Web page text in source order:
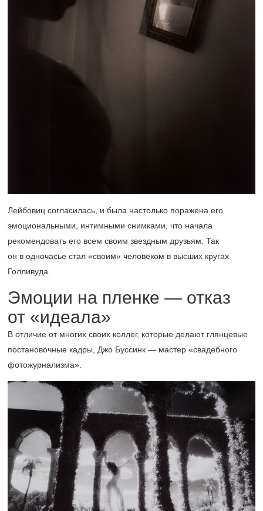
Лейбовиц согласилась, и была настолько поражена его
эмоциональными, интимными снимками, что начала
рекомендовать его всем своим звездным друзьям. Так
он в одночасье стал «своим» человеком в высших кругах
Голливуда.
Эмоции на пленке — отказ
от «идеала»
В отличие от многих своих коллег, которые делают глянцевые
постановочные кадры, Джо Буссинк — мастер «свадебного
фотожурнализма».